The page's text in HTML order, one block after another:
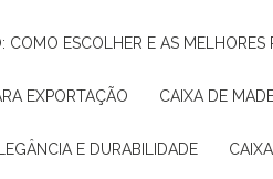
COMO ESCOLHER E AS MELHORES
EXPORTAÇÃO CAIXA DE
E DURABILIDADE